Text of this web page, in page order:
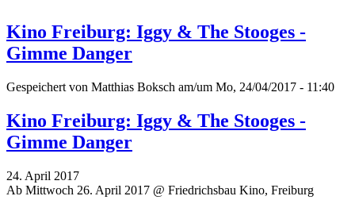
Kino Freiburg: Iggy & The Stooges -
Gimme Danger
Gespeichert von Matthias Boksch am/um Mo, 24/04/2017 - 11:40
Kino Freiburg: Iggy & The Stooges -
Gimme Danger
24. April 2017
Ab Mittwoch 26. April 2017 @ Friedrichsbau Kino, Freiburg